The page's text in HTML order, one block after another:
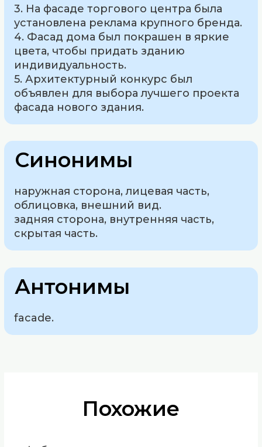
3. На фасаде торгового центра была
установлена реклама крупного бренда.
4. Фасад дома был покрашен в яркие
цвета, чтобы придать зданию
индивидуальность.
5. Архитектурный конкурс был
объявлен для выбора лучшего проекта
фасада нового здания.
Синонимы
наружная сторона, лицевая часть,
облицовка, внешний вид.
задняя сторона, внутренняя часть,
скрытая часть.
Антонимы
facade.
Похожие